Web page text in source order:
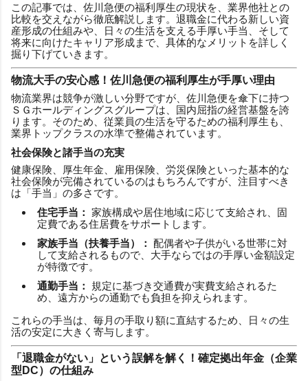
この記事では、佐川急便の福利厚生の現状を、業界他社との
比較を交えながら徹底解説します。退職金に代わる新しい資
産形成の仕組みや、日々の生活を支える手厚い手当、そして
将来に向けたキャリア形成まで、具体的なメリットを詳しく
掘り下げていきます。
物流大手の安心感！佐川急便の福利厚生が手厚い理由
物流業界は競争が激しい分野ですが、佐川急便を傘下に持つ
ＳＧホールディングスグループは、国内屈指の経営基盤を誇
ります。そのため、従業員の生活を守るための福利厚生も、
業界トップクラスの水準で整備されています。
社会保険と諸手当の充実
健康保険、厚生年金、雇用保険、労災保険といった基本的な
社会保険が完備されているのはもちろんですが、注目すべき
は「手当」の多さです。
住宅手当： 家族構成や居住地域に応じて支給され、固
定費である住居費をサポートします。
家族手当（扶養手当）： 配偶者や子供がいる世帯に対
して支給されるもので、大手ならではの手厚い金額設定
が特徴です。
通勤手当：
規定に基づき交通費が実費支給されるた
め、遠方からの通勤でも負担を抑えられます。
これらの手当は、毎月の手取り額に直結するため、日々の生
活の安定に大きく寄与します。
「退職金がない」という誤解を解く！確定拠出年金（企業
型DC）の仕組み